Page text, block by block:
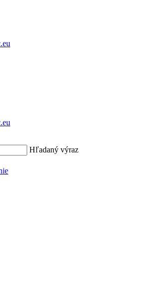
Hľadaný výraz